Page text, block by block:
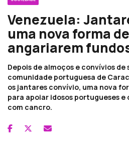
Venezuela:
uma nova forma
angariarem
Depois de almoços e convívios de
comunidade portuguesa de
os jantares convívio, uma nova
para apoiar idosos portugueses
com cancro.